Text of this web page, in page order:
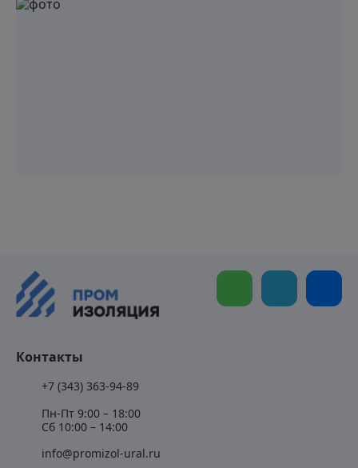
Контакты
+7 (343) 363-94-89
Пн-Пт 9:00 – 18:00
Сб 10:00 – 14:00
info@promizol-ural.ru